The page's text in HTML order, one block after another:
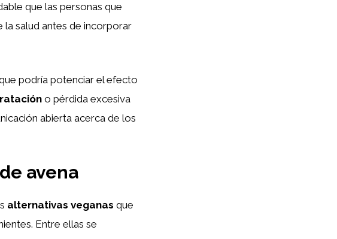
que las personas que
salud antes de incorporar
podría potenciar el efecto
o pérdida excesiva
abierta acerca de los
avena
alternativas veganas que
Entre ellas se